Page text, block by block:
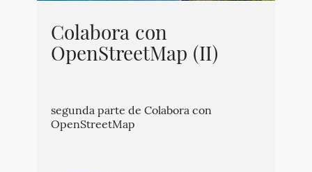
Colabora con
OpenStreetMap (II)
segunda parte de Colabora con
OpenStreetMap